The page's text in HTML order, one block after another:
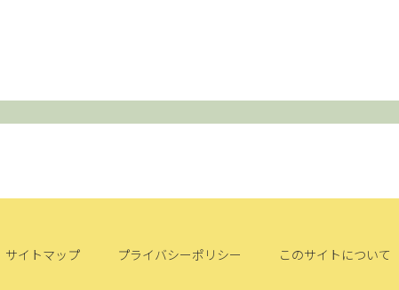
サイトマップ プライバシーポリシー このサイトについて